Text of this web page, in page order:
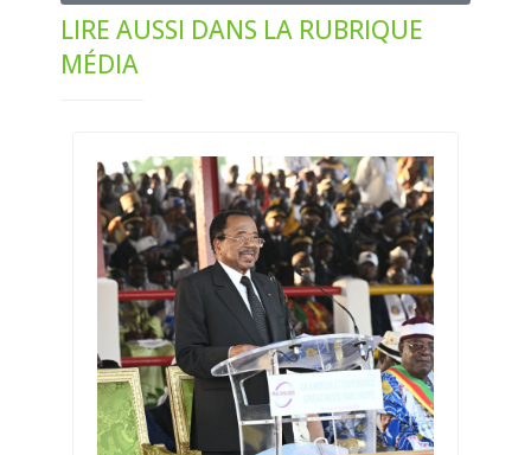
LIRE AUSSI DANS LA RUBRIQUE
MÉDIA